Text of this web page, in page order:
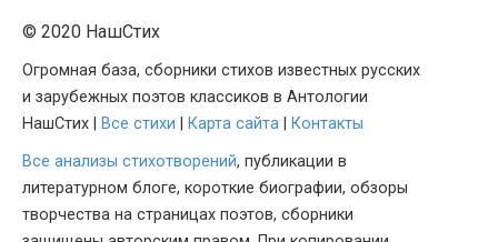
© 2020 НашСтих
Огромная база, сборники стихов известных русских
и зарубежных поэтов классиков в Антологии
НашСтих |
Все стихи Карта сайта
Контакты
Все анализы стихотворений, публикации в
литературном блоге, короткие биографии, обзоры
творчества на страницах поэтов, сборники